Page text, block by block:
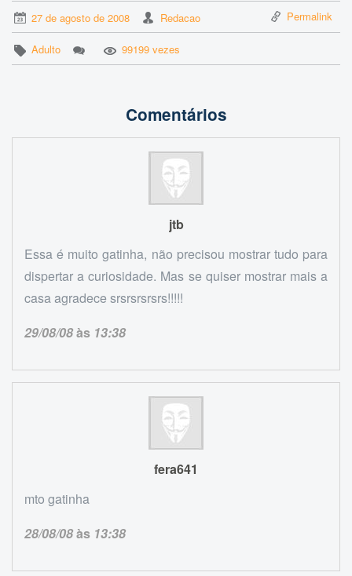
27 de agosto de 2008 Redacao Permalink
Adulto 99199 vezes
Comentários
jtb
Essa é muito gatinha, não precisou mostrar tudo para
dispertar a curiosidade. Mas se quiser mostrar mais a
casa agradece srsrsrsrsrs!!!!!
29/08/08às 13:38
fera641
mto gatinha
28/08/08às 13:38